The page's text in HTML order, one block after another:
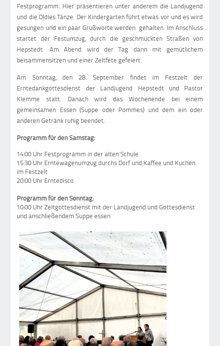
Festprogramm. Hier präsentieren unter anderem die Landjugend
und die Oldies Tänze. Der Kindergarten führt etwas vor und es wird
gesungen und ein paar Grußworte werden gehalten. Im Anschluss
startet der Festumzug, durch die geschmückten Straßen von
Hepstedt. Am Abend wird der Tag dann mit gemütlichem
beisammensitzen und einer Zeltfete gefeiert.
Am Sonntag, den 28. September findet im Festzelt der
Erntedankgottesdienst der Landjugend Hepstedt und Pastor
Klemme statt. Danach wird das Wochenende bei einem
gemeinsamen Essen (Suppe oder Pommes) und dem ein oder
anderen Getränk ruhig beendet.
Programm für den Samstag:
14:00 Uhr Festprogramm in der alten Schule
15:30 Uhr Erntewagenumzug durchs Dorf und Kaffee und Kuchen
im Festzelt
20:00 Uhr Erntedisco
Programm für den Sonntag:
10:00 Uhr Zeltgottesdienst mit der Landjugend und Gottesdienst
und anschließendem Suppe essen